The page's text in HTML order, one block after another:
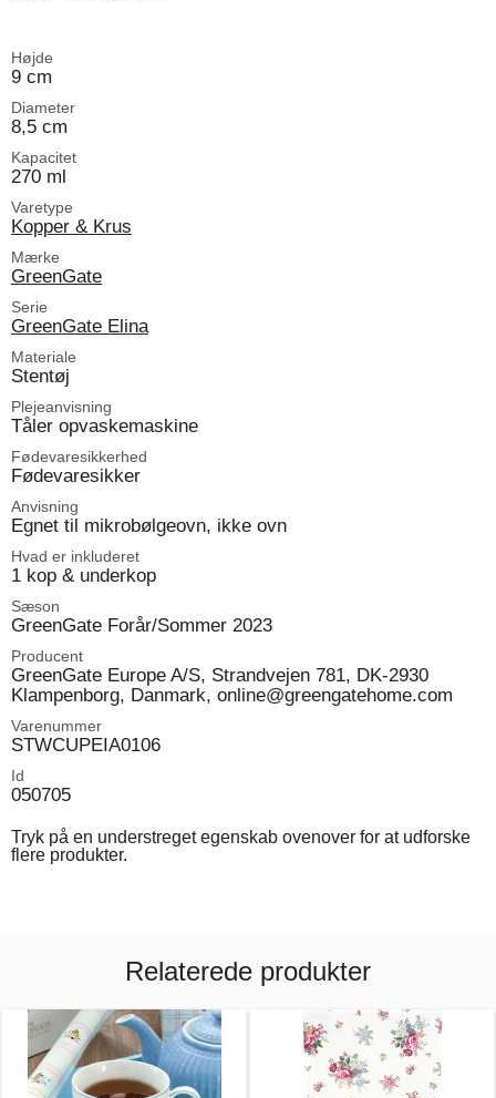
Højde
9 cm
Diameter
8,5 cm
Kapacitet
270 ml
Varetype
Kopper & Krus
Mærke
GreenGate
Serie
GreenGate Elina
Materiale
Stentøj
Plejeanvisning
Tåler opvaskemaskine
Fødevaresikkerhed
Fødevaresikker
Anvisning
Egnet til mikrobølgeovn, ikke ovn
Hvad er inkluderet
1 kop & underkop
Sæson
GreenGate Forår/Sommer 2023
Producent
GreenGate Europe A/S, Strandvejen 781, DK-2930
Klampenborg, Danmark, online@greengatehome.com
Varenummer
STWCUPEIA0106
Id
050705
Tryk på en understreget egenskab ovenover for at udforske
flere produkter.
Relaterede produkter